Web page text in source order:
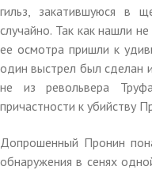
гильз, закатившуюся в
случайно. Так как нашли
ее осмотра пришли к
один выстрел был сделан
не из револьвера
причастности к убийству
Допрошенный Пронин
обнаружения в сенях